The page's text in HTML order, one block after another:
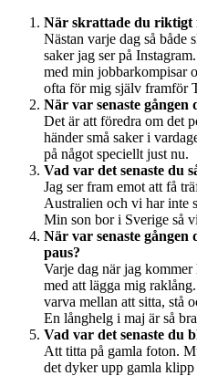
När skrattade du riktigt
Nästan varje dag så både
saker jag ser på
med min jobbarkompisar
ofta för mig själv framför
När var senaste gången
Det är att föredra om det
händer små saker i
på något speciellt just nu.
Vad var det senaste du
Jag ser fram emot att få
Australien och vi har inte
Min son bor i Sverige så
När var senaste gången
paus?
Varje dag när jag
med att lägga mig
varva mellan att sitta, stå
En långhelg i maj är så
Vad var det senaste du
Att titta på gamla foton.
det dyker upp gamla klipp